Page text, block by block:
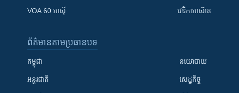
VOA 60 អាស៊ី វេទិកា​អាស៊ាន
ព័ត៌មាន​តាមប្រធានបទ​
កម្ពុជា
អន្តរជាតិ
នយោបាយ
សេដ្ឋកិច្ច